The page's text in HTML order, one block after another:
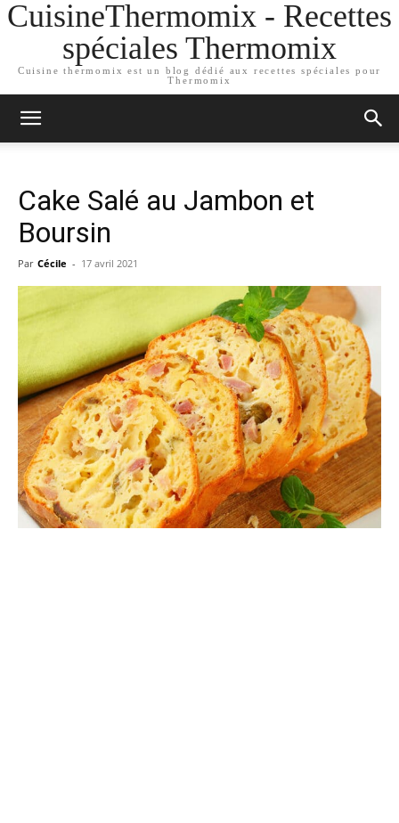
CuisineThermomix - Recettes
spéciales Thermomix
Cuisine thermomix est un blog dédié aux recettes spéciales pour
Thermomix
Cake Salé au Jambon et
Boursin
Par Cécile - 17 avril 2021